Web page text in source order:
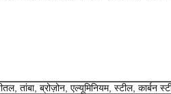
तांबा, ब्रोज़ोन, एल्यूमिनियम, स्टील, कार्बन